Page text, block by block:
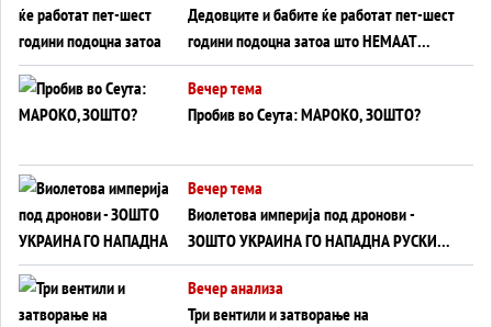
Дедовците и бабите ќе работат пет-шест
години подоцна затоа што НЕМААТ
ВНУЦИ ДА ГИ ЗАМЕНАТ
Вечер тема
Пробив во Сеута: МАРОКО, ЗОШТО?
Вечер тема
Виолетова империја под дронови -
ЗОШТО УКРАИНА ГО НАПАДНА РУСКИОТ
WILDBERRIES
Вечер анализа
Три вентили и затворање на